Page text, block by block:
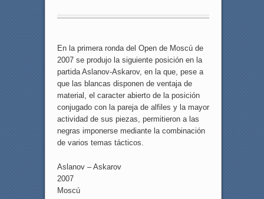
En la primera ronda del Open de Moscú de
2007 se produjo la siguiente posición en la
partida Aslanov-Askarov, en la que, pese a
que las blancas disponen de ventaja de
material, el caracter abierto de la posición
conjugado con la pareja de alfiles y la mayor
actividad de sus piezas, permitieron a las
negras imponerse mediante la combinación
de varios temas tácticos.
Aslanov – Askarov
2007
Moscú